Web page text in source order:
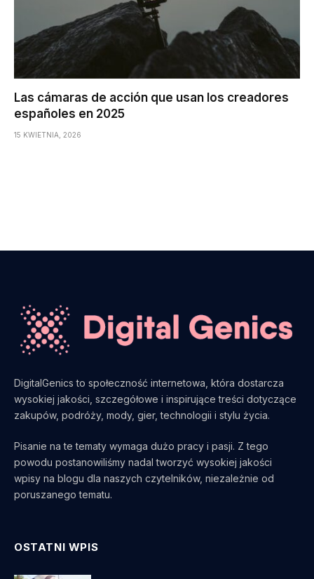
Las cámaras de acción que usan los creadores
españoles en 2025
15 KWIETNIA, 2026
DigitalGenics to społeczność internetowa, która dostarcza
wysokiej jakości, szczegółowe i inspirujące treści dotyczące
zakupów, podróży, mody, gier, technologii i stylu życia.
Pisanie na te tematy wymaga dużo pracy i pasji. Z tego
powodu postanowiliśmy nadal tworzyć wysokiej jakości
wpisy na blogu dla naszych czytelników, niezależnie od
poruszanego tematu.
OSTATNI WPIS